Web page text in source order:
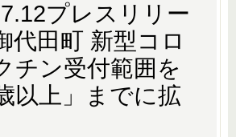
プレスリリー
代田町 新型コロ
チン受付範囲を
以上」までに拡